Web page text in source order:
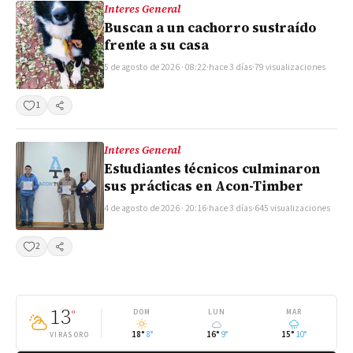
Interes General
Buscan a un cachorro sustraído
frente a su casa
5 de agosto de 2026 · 08:22·hace 3 días·79 visualizaciones
1 Compartir
Interes General
Estudiantes técnicos culminaron
sus prácticas en Acon-Timber
4 de agosto de 2026 · 20:16·hace 3 días·645 visualizaciones
2 Compartir
13°
VIRASORO
DOM
18° 8°
LUN
16° 9°
MAR
15° 10°